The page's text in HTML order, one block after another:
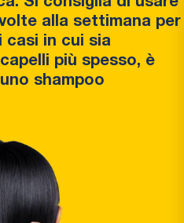
alla settimana per
casi in cui sia
più spesso, è
shampoo